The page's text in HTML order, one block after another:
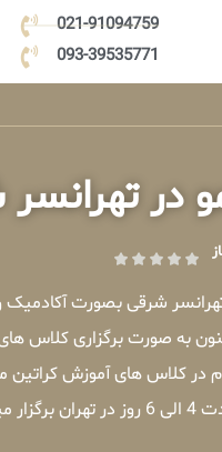
021-91094759
093-39535771
در
تهرانسر شرقی بصورت
به صورت برگزاری کلاس
در کلاس های آموزش کراتین
.